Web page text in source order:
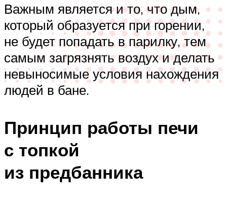
Важным является и то, что дым,
который образуется при горении,
не будет попадать в парилку, тем
самым загрязнять воздух и делать
невыносимые условия нахождения
людей в бане.
Принцип работы печи
с топкой
из предбанника